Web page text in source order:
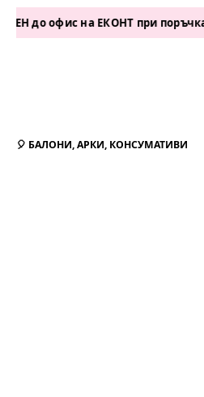
на ЕКОНТ при поръчка 80+ евро
🎈 БАЛОНИ, АРКИ, КОНСУМАТИВИ